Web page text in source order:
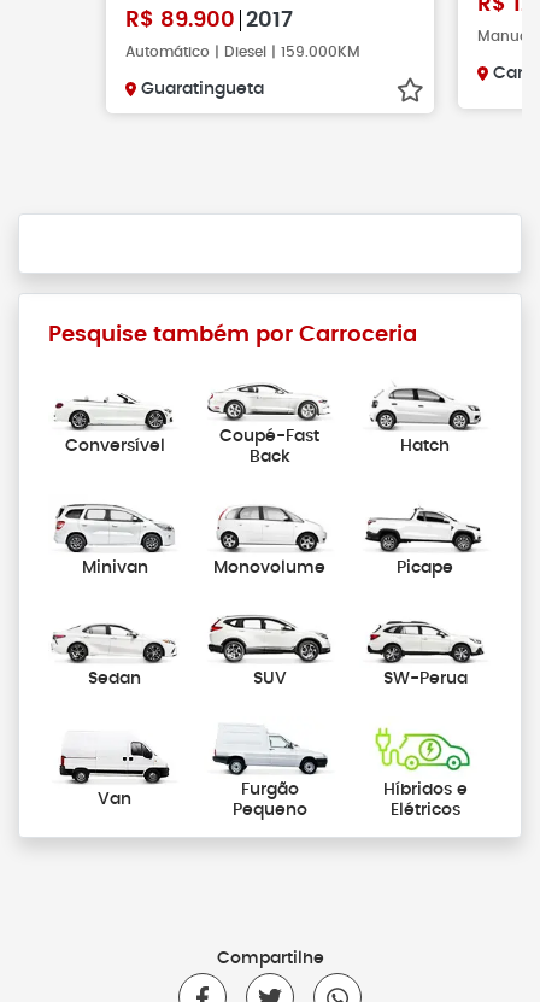
R$ 89.900 2017
Automático | Diesel | 159.000KM
Guaratingueta
R$
Manual
Pesquise também por Carroceria
Conversível
Coupé-Fast
Back
Hatch
Minivan Monovolume Picape
Sedan SUV SW-Perua
Van
Furgão
Pequeno
Híbridos e
Elétricos
Compartilhe